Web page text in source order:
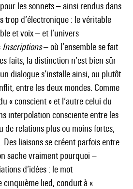
les sonnets – ainsi rendus dans
trop d’électronique : le véritable
et voix – et l’univers
Inscriptions– où l’ensemble se fait
faits, la distinction n’est bien sûr
dialogue s’installe ainsi, ou plutôt
entre les deux mondes. Comme
« conscient » et l’autre celui du
interpolation consciente entre les
de relations plus ou moins fortes,
Des liaisons se créent parfois entre
sache vraiment pourquoi –
d’idées : le mot
cinquième lied, conduit à «